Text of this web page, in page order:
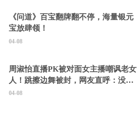
《问道》百宝翻牌翻不停，海量银元
宝放肆领！
04-08
周淑怡直播PK被对面女主播嘲讽老女
人！跳擦边舞被封，网友直呼：没边
硬擦封的好！
04-08